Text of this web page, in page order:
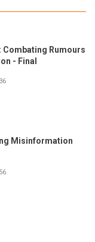
Combating Rumours
- Final
Misinformation